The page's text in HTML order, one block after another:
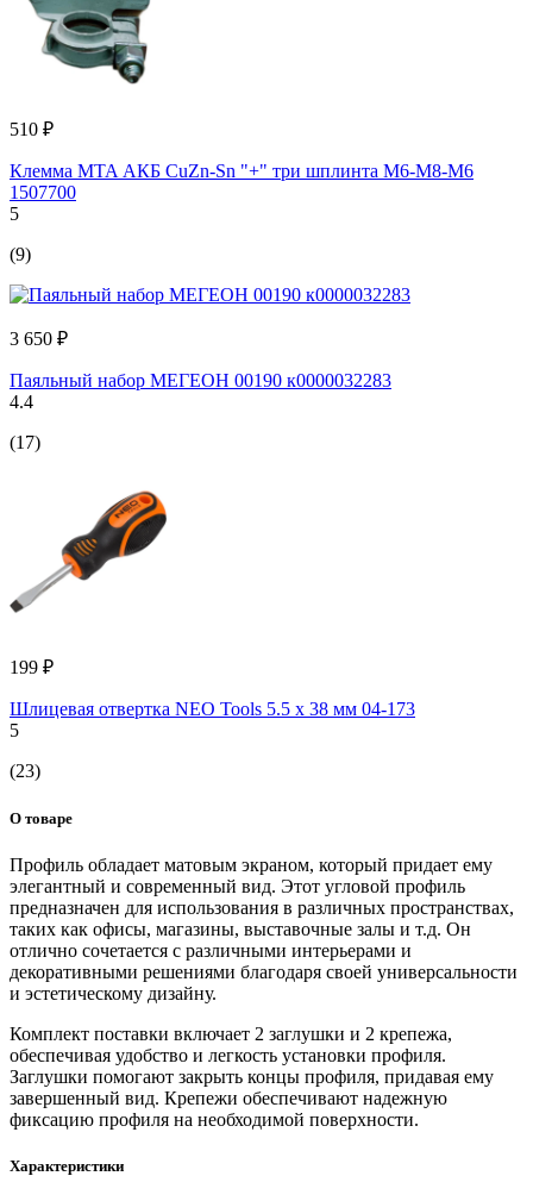
510 ₽
Клемма MTA АКБ CuZn-Sn "+" три шплинта М6-М8-М6
1507700
5
(9)
3 650 ₽
Паяльный набор МЕГЕОН 00190 к0000032283
4.4
(17)
199 ₽
Шлицевая отвертка NEO Tools 5.5 x 38 мм 04-173
5
(23)
О товаре
Профиль обладает матовым экраном, который придает ему
элегантный и современный вид. Этот угловой профиль
предназначен для использования в различных пространствах,
таких как офисы, магазины, выставочные залы и т.д. Он
отлично сочетается с различными интерьерами и
декоративными решениями благодаря своей универсальности
и эстетическому дизайну.
Комплект поставки включает 2 заглушки и 2 крепежа,
обеспечивая удобство и легкость установки профиля.
Заглушки помогают закрыть концы профиля, придавая ему
завершенный вид. Крепежи обеспечивают надежную
фиксацию профиля на необходимой поверхности.
Характеристики